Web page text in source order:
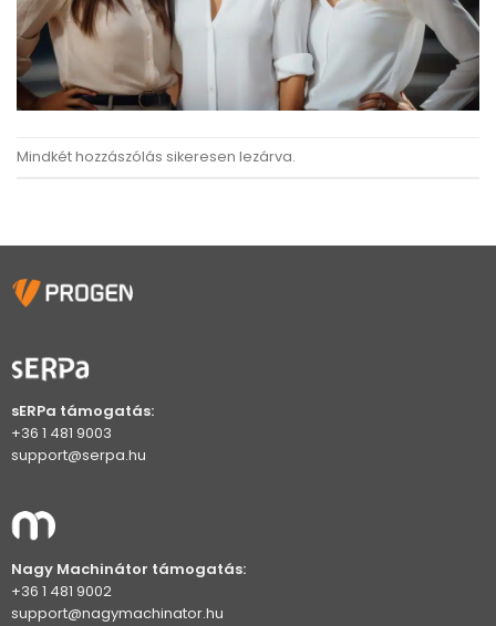
Mindkét hozzászólás sikeresen lezárva.
sERPa támogatás:
+36 1 481 9003
support@serpa.hu
Nagy Machinátor támogatás:
+36 1 481 9002
support@nagymachinator.hu